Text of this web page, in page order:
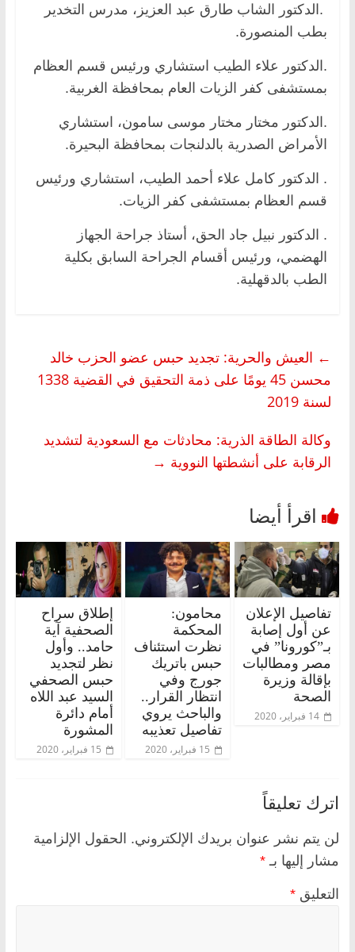
.الدكتور الشاب طارق عبد العزيز، مدرس التخدير
بطب المنصورة.
.الدكتور علاء الطيب استشاري ورئيس قسم العظام
بمستشفى كفر الزيات العام بمحافظة الغربية.
.الدكتور مختار مختار موسى سامون، استشاري
الأمراض الصدرية بالدلنجات بمحافظة البحيرة.
. الدكتور كامل علاء أحمد الطيب، استشاري ورئيس
قسم العظام بمستشفى كفر الزيات.
. الدكتور نبيل جاد الحق، أستاذ جراحة الجهاز
الهضمي، ورئيس أقسام الجراحة السابق بكلية
الطب بالدقهلية.
← العيش والحرية: تجديد حبس عضو الحزب خالد
محسن 45 يومًا على ذمة التحقيق في القضية 1338
لسنة 2019
وكالة الطاقة الذرية: محادثات مع السعودية لتشديد
الرقابة على أنشطتها النووية →
تفاصيل الإعلان
عن أول إصابة
بـ”كورونا” في
مصر ومطالبات
بإقالة وزيرة
الصحة
14 فبراير، 2020
محامون:
المحكمة
نظرت استئناف
حبس باتريك
جورج وفي
انتظار القرار..
والباحث يروي
تفاصيل تعذيبه
15 فبراير، 2020
إطلاق سراح
الصحفية آية
حامد.. وأول
نظر لتجديد
حبس الصحفي
السيد عبد اللاه
أمام دائرة
المشورة
15 فبراير، 2020
اترك تعليقاً
لن يتم نشر عنوان بريدك الإلكتروني. الحقول الإلزامية
مشار إليها بـ *
التعليق *